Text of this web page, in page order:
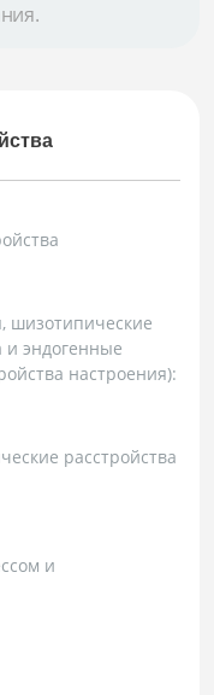
шизотипические
и эндогенные
настроения):
расстройства
и